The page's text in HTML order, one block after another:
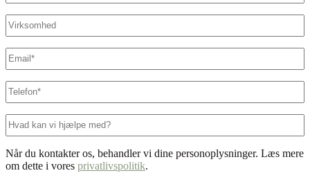
Virksomhed
E-
Telefon*
Hvad
hjælpe
med?
Når du kontakter os, behandler vi dine personoplysninger. Læs mere
om dette i vores privatlivspolitik.